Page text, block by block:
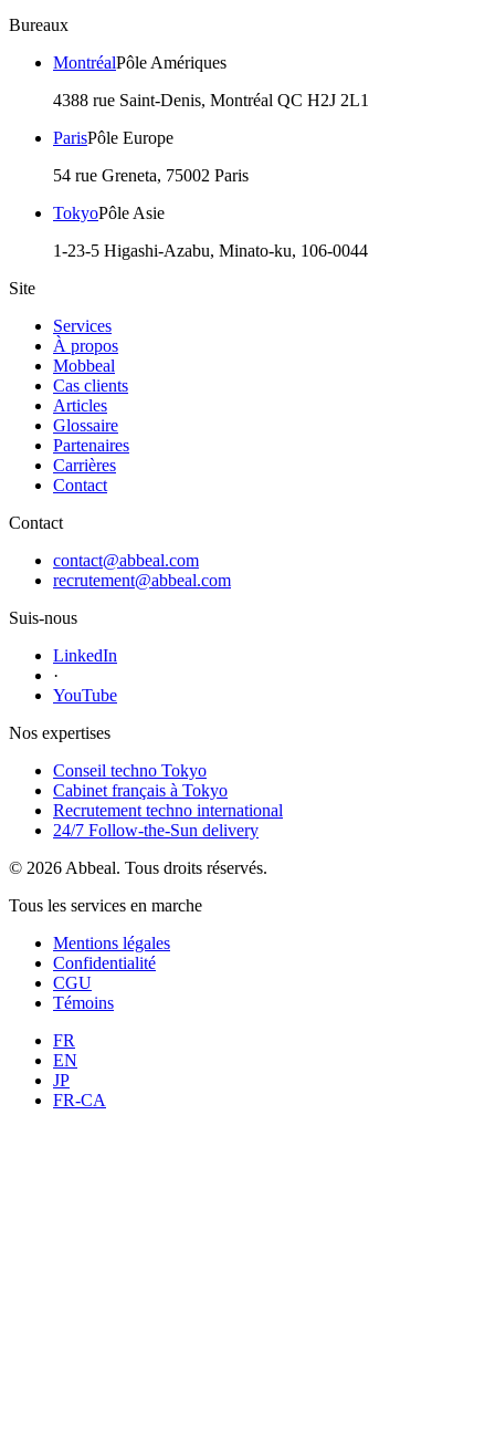
Bureaux
MontréalPôle Amériques
4388 rue Saint-Denis, Montréal QC H2J 2L1
ParisPôle Europe
54 rue Greneta, 75002 Paris
TokyoPôle Asie
1-23-5 Higashi-Azabu, Minato-ku, 106-0044
Site
Services
À propos
Mobbeal
Cas clients
Articles
Glossaire
Partenaires
Carrières
Contact
Contact
contact@abbeal.com
recrutement@abbeal.com
Suis-nous
LinkedIn
·
YouTube
Nos expertises
Conseil techno Tokyo
Cabinet français à Tokyo
Recrutement techno international
24/7 Follow-the-Sun delivery
© 2026 Abbeal. Tous droits réservés.
Tous les services en marche
Mentions légales
Confidentialité
CGU
Témoins
FR
EN
JP
FR-CA